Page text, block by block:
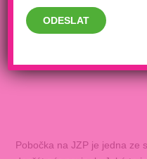
Novinky na
Pobočka na JZP je jedna ze
ODESLAT